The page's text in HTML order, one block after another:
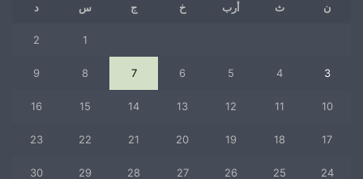
ن ث أرب خ ج س د
1
2
3
4
5
6
7
8
9
10
11
12
13
14
15
16
17
18
19
20
21
22
23
24
25
26
27
28
29
30